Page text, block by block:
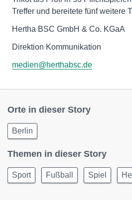
Treffer und bereitete fünf weitere
Hertha BSC GmbH & Co. KGaA
Direktion Kommunikation
medien@herthabsc.de
Orte in dieser Story
Berlin
Themen in dieser Story
Sport Fußball Spiel